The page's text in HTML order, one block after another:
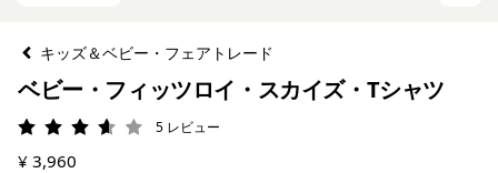
キッズ＆ベビー・フェアトレード
ベビー・フィッツロイ・スカイズ・Tシャツ
評価: 3.6 / 5
5 レビュー
¥ 3,960